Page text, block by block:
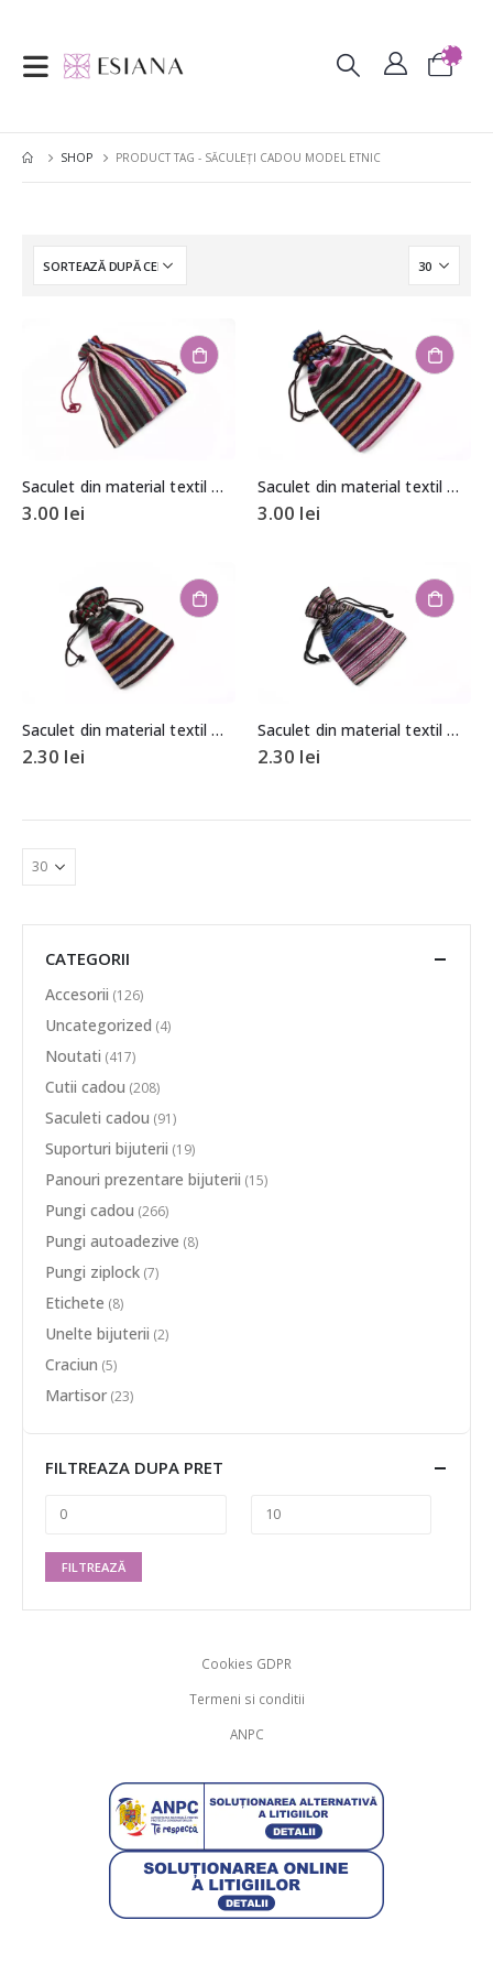
SHOP PRODUCT TAG - SĂCULEȚI CADOU MODEL ETNIC
Saculet din material textil model etnic aprox. 12x17cm
3.00 lei
Saculet din material textil model etnic aprox. 12x17cm
3.00 lei
Saculet din material textil model etnic aprox. 9×13,5cm
2.30 lei
Saculet din material textil model etnic aprox. 9,5x13cm
2.30 lei
CATEGORII
Accesorii (126)
Uncategorized (4)
Noutati (417)
Cutii cadou (208)
Saculeti cadou (91)
Suporturi bijuterii (19)
Panouri prezentare bijuterii (15)
Pungi cadou (266)
Pungi autoadezive (8)
Pungi ziplock (7)
Etichete (8)
Unelte bijuterii (2)
Craciun (5)
Martisor (23)
FILTREAZA DUPA PRET
FILTREAZĂ
Cookies GDPR
Termeni si conditii
ANPC